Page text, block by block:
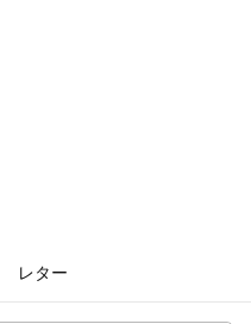
レター